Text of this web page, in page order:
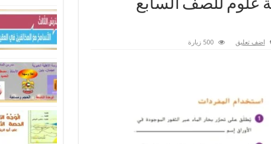
علوم للصف السابع
اضف تعليق 500 زيارة